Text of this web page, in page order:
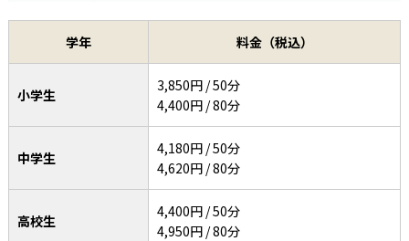
小学生 帰国子女コース
中学生 学校授業＋基礎実践コース
中学生 定期テスト対策コース
中学生
基礎力完成定期テスト
・入試対策総合コース
中学生 私立受験対策コース
学年 料金（税込）
小学生
3,850円 / 50分
4,400円 / 80分
中学生
4,180円 / 50分
4,620円 / 80分
高校生
4,400円 / 50分
4,950円 / 80分